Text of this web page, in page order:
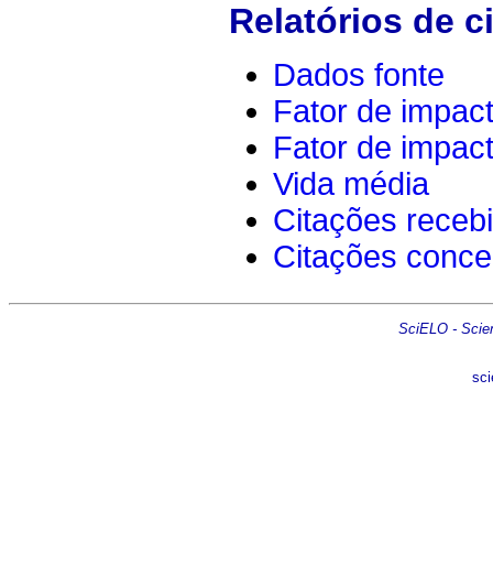
Relatórios de
Dados fonte
Fator de
Fator de
Vida média
Citações
Citações
SciELO -